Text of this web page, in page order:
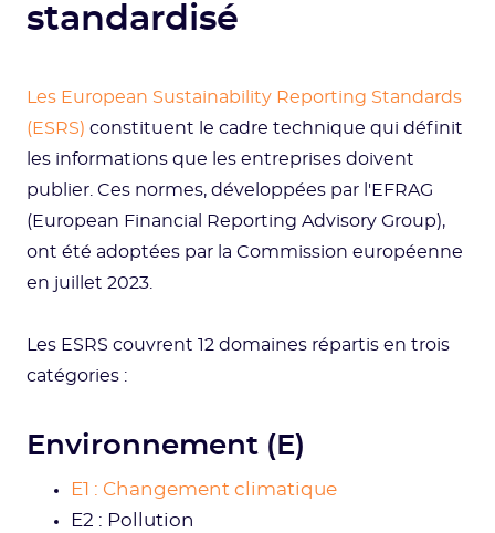
standardisé
Les European Sustainability Reporting Standards
(ESRS) constituent le cadre technique qui définit
les informations que les entreprises doivent
publier. Ces normes, développées par l'EFRAG
(European Financial Reporting Advisory Group),
ont été adoptées par la Commission européenne
en juillet 2023.
Les ESRS couvrent 12 domaines répartis en trois
catégories :
Environnement (E)
E1 : Changement climatique
E2 : Pollution